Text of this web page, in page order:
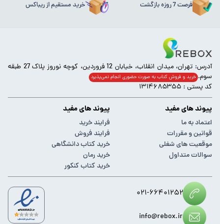
فرصت 7 روزه بازگشت خرید مستقیم از ریباکس
آدرس: تهران، میدان انقلاب، خیابان 12 فروردین، کوچه نوروز پلاک 27 طبقه
سوم. خرید و فروش کتاب به صورت حضوری انجام‌ نمی‌پذیرد
کد پستی : ۱۳۱۴۶۸۵۳۵۵
پیوند های مفید
اعتماد به ما
قوانین و مقررات
موقعیت های شغلی
سوالات متداول
پیوند های مفید
فرایند خرید
فرایند فروش
خرید کتاب دانشگاهی
خرید رمان
خرید کتاب کنکور
۰۲۱-۶۶۴۰۱۲۵۲
info@rebox.ir